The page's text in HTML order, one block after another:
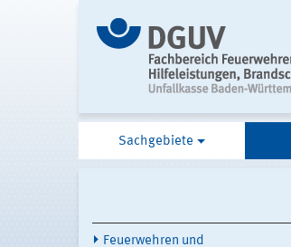
Sachgebiete
Feuerwehren und